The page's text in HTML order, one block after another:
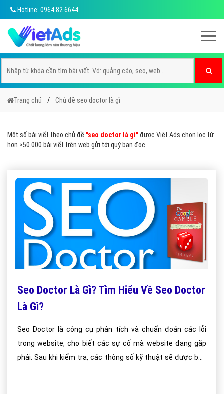
Hotline: 0964 82 6644
Trang chủ Chủ đề seo doctor là gì
Một số bài viết theo chủ đề "seo doctor là gì"được Việt Ads chọn lọc từ
hơn >50.000 bài viết trên web gửi tới quý bạn đọc.
Seo Doctor Là Gì? Tìm Hiểu Về Seo Doctor
Là Gì?
Seo Doctor là công cụ phân tích và chuẩn đoán các lỗi
trong website, cho biết các sự cố mà website đang gặp
phải. Sau khi kiểm tra, các thông số kỹ thuật sẽ được báo